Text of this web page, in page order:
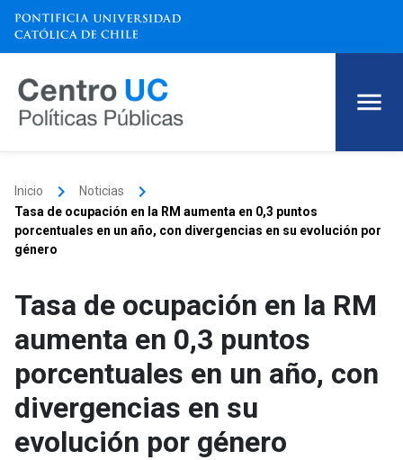
Inicio keyboard_arrow_right Noticias keyboard_arrow_right
Tasa de ocupación en la RM aumenta en 0,3 puntos
porcentuales en un año, con divergencias en su evolución por
género
Tasa de ocupación en la RM
aumenta en 0,3 puntos
porcentuales en un año, con
divergencias en su
evolución por género